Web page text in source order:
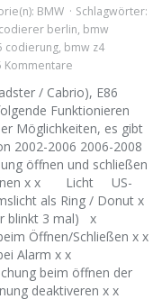
BMW
Schlagwörter:
berlin, bmw
codierung, bmw z4
Kommentare
/ Cabrio), E86
Funktionieren
Möglichkeiten, es gibt
2002-2006 2006-2008
öffnen und schließen
öffnen x x Licht US-
als Ring / Donut x
er blinkt 3 mal) x
Öffnen/Schließen x x
bei Alarm x x
beim öffnen der
deaktiveren x x